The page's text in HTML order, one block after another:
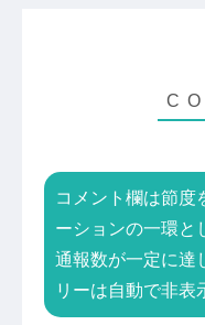
コメント欄は節度
ーションの一環と
通報数が一定に達
リーは自動で非表